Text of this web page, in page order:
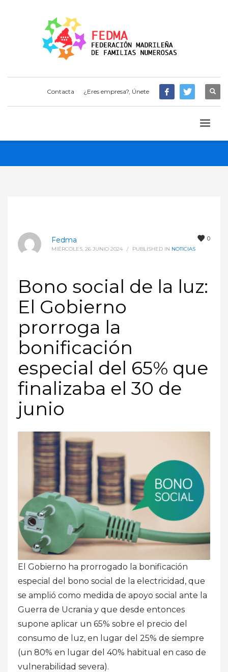
Contacta ¿Eres empresa?, Únete
0
Fedma
MIÉRCOLES, 26 JUNIO 2024 / PUBLISHED IN NOTICIAS
Bono social de la luz:
El Gobierno
prorroga la
bonificación
especial del 65% que
finalizaba el 30 de
junio
El Gobierno ha prorrogado la bonificación
especial del bono social de la electricidad, que
se amplió como medida de apoyo social ante la
Guerra de Ucrania y que desde entonces
supone aplicar un 65% sobre el precio del
consumo de luz, en lugar del 25% de siempre
(un 80% en lugar del 40% habitual en caso de
vulnerabilidad severa).